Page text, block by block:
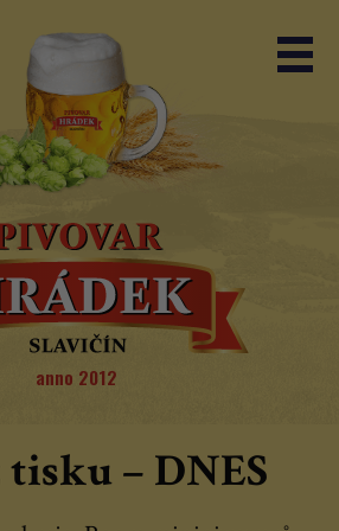
anno 2012
– DNES